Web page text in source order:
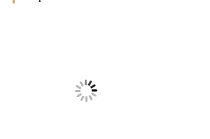
Родин
Справ Молоді та встановленя
складу Катихитичної Комісії